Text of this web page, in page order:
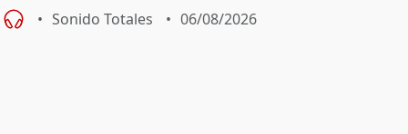
Sonido Totales 06/08/2026